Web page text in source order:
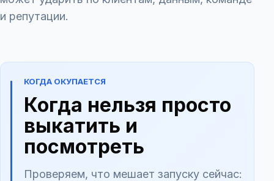
и репутации.
КОГДА ОКУПАЕТСЯ
Когда нельзя просто
выкатить и
посмотреть
Проверяем, что мешает запуску сейчас: